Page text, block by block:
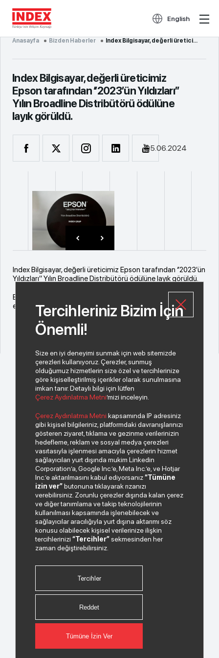
English
Anasayfa Bizden Haberler Index Bilgisayar, değerli üreticimiz Epson tarafından ‘’2023’ün Yıldızları’’ Yılın Broadline Distrib...
Index Bilgisayar, değerli üreticimiz
Epson tarafından ‘’2023’ün Yıldızları’’
Yılın Broadline Distribütörü ödülüne
layık görüldü.
05.06.2024
Index Bilgisayar, değerli üreticimiz Epson tarafından ‘’2023’ün
Yıldızları’’ Yılın Broadline Distribütörü ödülüne layık görüldü.
Bu gurur verici başarıda emeği geçen herkesi içtenlikle tebrik
eder, nice ödül mutluluğunu birlikte yaşamayı dileriz.
Bizden haberiniz olsun.
Paylaştığım kişisel verilerimin işlenmesi hususunda
“Kişisel Verilerin Korunması Politikası”okudum ve
anladım.
"Ticari Elektronik İleti Onay Metni"
Bizi Takip Edin.
Tercihleriniz Bizim İçin
Önemli!
Size en iyi deneyimi sunmak için web sitemizde
çerezleri kullanıyoruz. Çerezler, sunmuş
olduğumuz hizmetlerin size özel ve tercihlerinize
göre kişiselleştirilmiş içerikler olarak sunulmasına
imkan tanır. Detaylı bilgi için lütfen
Çerez Aydınlatma Metni’mizi inceleyin.
Çerez Aydınlatma Metni kapsamında IP adresiniz
gibi kişisel bilgileriniz, platformdaki davranışlarınızı
gösteren ziyaret, tıklama ve gezinme verilerinizin
hedefleme, reklam ve sosyal medya çerezleri
vasıtasıyla işlenmesi amacıyla çerezlerin hizmet
sağlayıcıları yurt dışında mukim Linkedin
Corporation’a, Google Inc.’e, Meta Inc.’e, ve Hotjar
Inc.’e aktarılmasını kabul ediyorsanız“Tümüne
izin ver”butonuna tıklayarak rızanızı
verebilirsiniz. Zorunlu çerezler dışında kalan çerez
ve diğer tanımlama ve takip teknolojilerinin
kullanılması kapsamında işlenebilecek ve
sağlayıcılar aracılığıyla yurt dışına aktarımı söz
konusu olabilecek kişisel verilerinize ilişkin
tercihlerinizi“Tercihler”sekmesinden her
zaman değiştirebilirsiniz.
Tercihler
Reddet
Tümüne İzin Ver